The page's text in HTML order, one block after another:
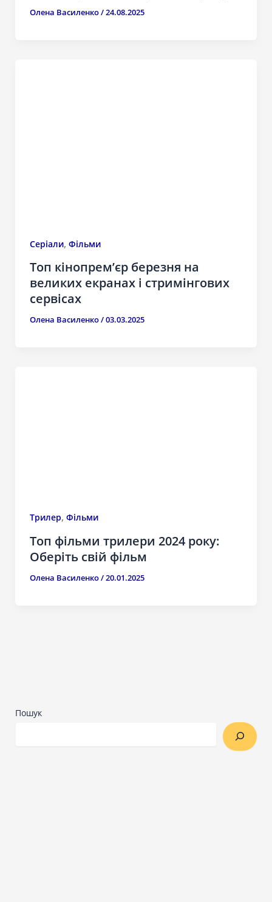
Олена Василенко/24.08.2025
Серіали, Фільми
Топ кінопрем’єр березня на
великих екранах і стримінгових
сервісах
Олена Василенко/03.03.2025
Трилер, Фільми
Топ фільми трилери 2024 року:
Оберіть свій фільм
Олена Василенко/20.01.2025
Пошук